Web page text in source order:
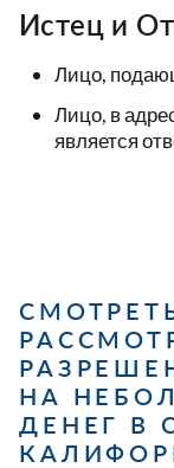
Истец и
Лицо,
Лицо, в
является
НА
ДЕНЕГ В